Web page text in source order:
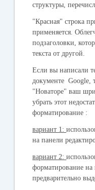
структуры,
"Красная" строка
применяется.
подзаголовки,
текста от другой.
Если вы написали
документе Google,
"Новаторе" ваш
убрать этот
форматирование :
вариант 1:
на панели
вариант 2:
форматирование на
предварительно